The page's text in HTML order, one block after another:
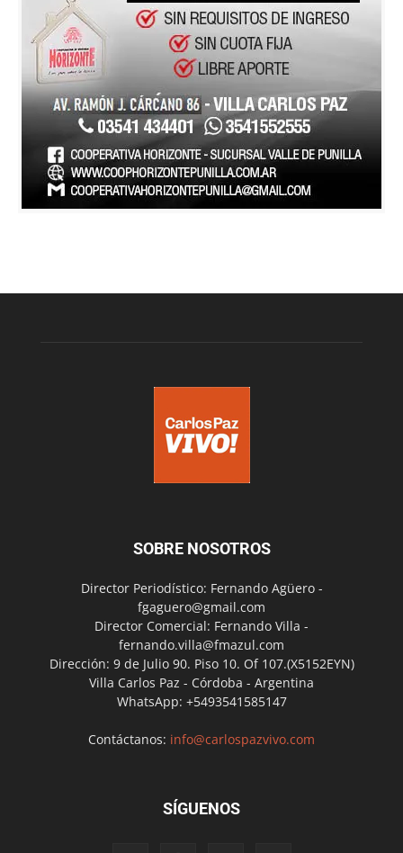
SOBRE NOSOTROS
Director Periodístico: Fernando Agüero -
fgaguero@gmail.com
Director Comercial: Fernando Villa -
fernando.villa@fmazul.com
Dirección: 9 de Julio 90. Piso 10. Of 107.(X5152EYN)
Villa Carlos Paz - Córdoba - Argentina
WhatsApp: +5493541585147
Contáctanos: info@carlospazvivo.com
SÍGUENOS